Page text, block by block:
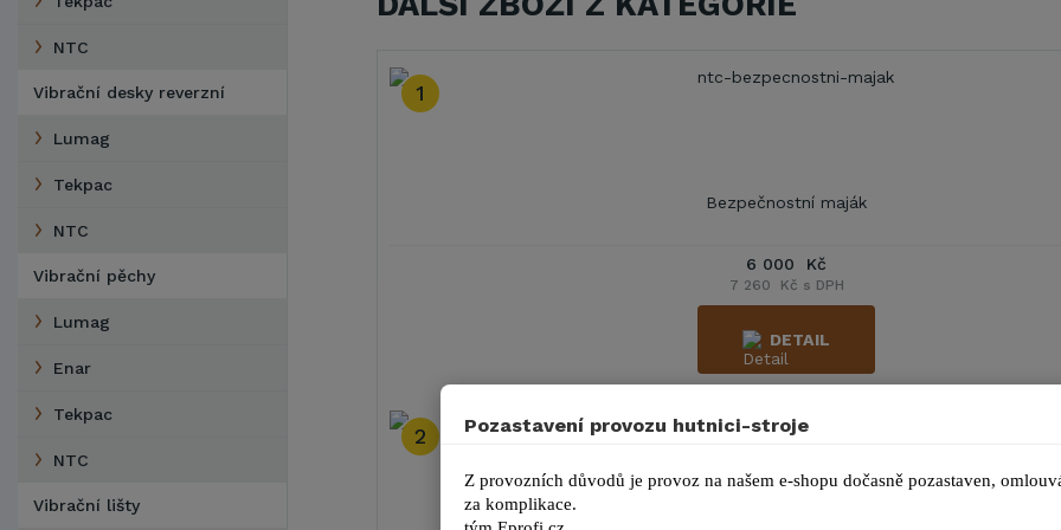
NTC
Vibrační desky reverzní
Lumag
Tekpac
NTC
Vibrační pěchy
Lumag
Enar
Tekpac
NTC
Vibrační lišty
1
Bezpečnostní maják
6 000 Kč
7 260 Kč s DPH
DETAIL
2 Pozastavení provozu hutnici-stroje
Z provozních důvodů je provoz na našem e-shopu dočasně pozastaven,
za komplikace.